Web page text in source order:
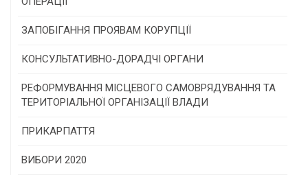
Конкурс інститутів громадянського суспільства
Програми/конкурси МТД
ЗАПОБІГАННЯ ПРОЯВАМ КОРУПЦІЇ
КОНСУЛЬТАТИВНО-ДОРАДЧІ ОРГАНИ
Консультативна рада
РЕФОРМУВАННЯ МІСЦЕВОГО САМОВРЯДУВАННЯ ТА
ТЕРИТОРІАЛЬНОЇ ОРГАНІЗАЦІЇ ВЛАДИ
ПРИКАРПАТТЯ
Історична довідка
ВИБОРИ 2020